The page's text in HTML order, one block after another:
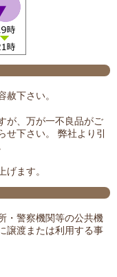
下さい。
が、万が一不良品がご
せ下さい。 弊社より引
ます。
・警察機関等の公共機
譲渡または利用する事